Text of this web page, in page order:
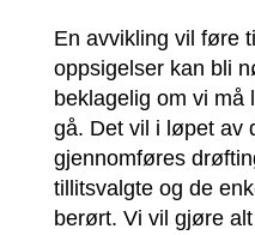
En avvikling vil føre
oppsigelser kan bli
beklagelig om vi må
gå. Det vil i løpet av
gjennomføres
tillitsvalgte og de
berørt. Vi vil gjøre